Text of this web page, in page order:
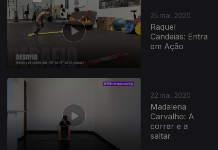
25 mai. 2020
Raquel
Candeias: Entra
em Ação
22 mai. 2020
Madalena
Carvalho: A
correr e a
saltar